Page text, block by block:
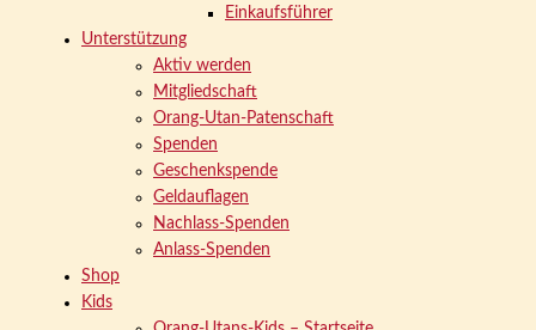
Einkaufsführer
Unterstützung
Aktiv werden
Mitgliedschaft
Orang-Utan-Patenschaft
Spenden
Geschenkspende
Geldauflagen
Nachlass-Spenden
Anlass-Spenden
Shop
Kids